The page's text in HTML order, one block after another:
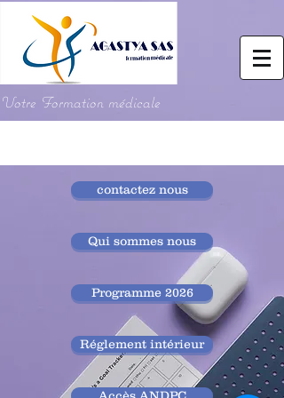
Votre Formation médicale
contactez nous
Qui sommes nous
Programme 2026
Réglement intérieur